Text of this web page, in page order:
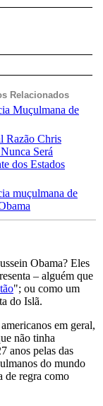
Relacionados
Muçulmana de
Razão Chris
Será
dos Estados
muçulmana de
Obama? Eles
– alguém que
"; ou como um
do Islã.
em geral,
não tinha
anos pelas das
do mundo
de regra como